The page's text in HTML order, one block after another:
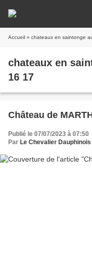
Accueil » chateaux en saintonge
chateaux en
16 17
Château de
Publié le 07/07/2023 à 07:50
Par Le Chevalier Dauphinois